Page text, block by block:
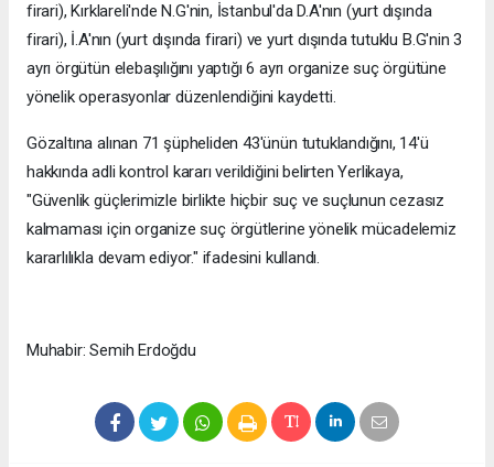
firari), Kırklareli'nde N.G'nin, İstanbul'da D.A'nın (yurt dışında
firari), İ.A'nın (yurt dışında firari) ve yurt dışında tutuklu B.G'nin 3
ayrı örgütün elebaşılığını yaptığı 6 ayrı organize suç örgütüne
yönelik operasyonlar düzenlendiğini kaydetti.
Gözaltına alınan 71 şüpheliden 43'ünün tutuklandığını, 14'ü
hakkında adli kontrol kararı verildiğini belirten Yerlikaya,
"Güvenlik güçlerimizle birlikte hiçbir suç ve suçlunun cezasız
kalmaması için organize suç örgütlerine yönelik mücadelemiz
kararlılıkla devam ediyor." ifadesini kullandı.
Muhabir: Semih Erdoğdu